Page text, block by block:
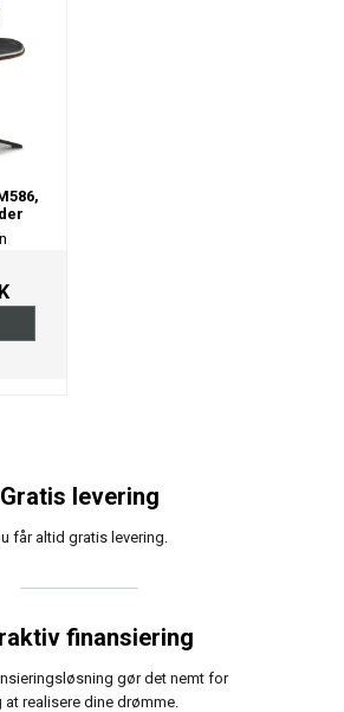
Gratis levering
får altid gratis levering.
finansiering
gør det nemt for
at realisere dine drømme.